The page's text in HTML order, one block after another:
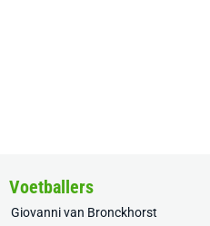
Voetballers
Giovanni van Bronckhorst